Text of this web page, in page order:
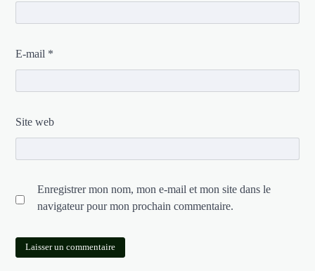
E-mail *
Site web
Enregistrer mon nom, mon e-mail et mon site dans le
navigateur pour mon prochain commentaire.